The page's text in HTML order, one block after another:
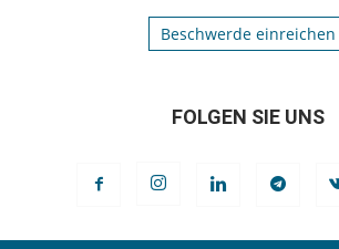
Beschwerde einreichen
FOLGEN SIE UNS